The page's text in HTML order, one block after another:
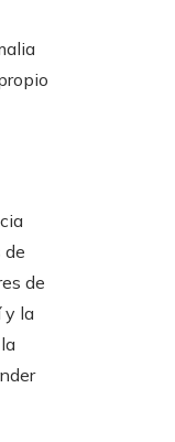
de
de
y la